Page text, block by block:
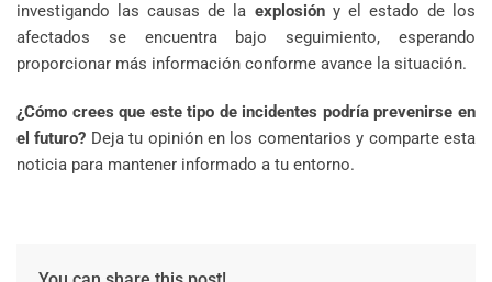
investigando las causas de la explosióny el estado de los
afectados se encuentra bajo seguimiento, esperando
proporcionar más información conforme avance la situación.
¿Cómo crees que este tipo de incidentes podría prevenirse en
el futuro? Deja tu opinión en los comentarios y comparte esta
noticia para mantener informado a tu entorno.